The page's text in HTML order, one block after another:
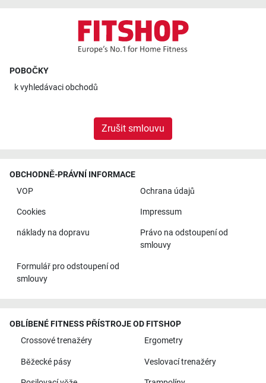
POBOČKY
kvyhledávaci obchodů
Zrušit smlouvu
OBCHODNĚ-PRÁVNÍ INFORMACE
VOP
Ochrana údajů
Cookies Impressum
náklady na dopravu
Právo na odstoupení od
smlouvy
Formulář pro odstoupení od
smlouvy
OBLÍBENÉ FITNESS PŘÍSTROJE OD FITSHOP
Crossové trenažéry
Ergometry
Běžecké pásy Veslovací trenažéry